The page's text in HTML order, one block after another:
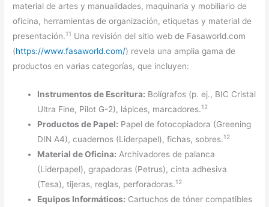
material de artes y manualidades, maquinaria y mobiliario de
oficina, herramientas de organización, etiquetas y material de
presentación.11 Una revisión del sitio web de Fasaworld.com
(https://www.fasaworld.com/) revela una amplia gama de
productos en varias categorías, que incluyen:
Instrumentos de Escritura: Bolígrafos (p. ej., BIC Cristal
Ultra Fine, Pilot G-2), lápices, marcadores.12
Productos de Papel: Papel de fotocopiadora (Greening
DIN A4), cuadernos (Liderpapel), fichas, sobres.12
Material de Oficina: Archivadores de palanca
(Liderpapel), grapadoras (Petrus), cinta adhesiva
(Tesa), tijeras, reglas, perforadoras.12
Equipos Informáticos: Cartuchos de tóner compatibles